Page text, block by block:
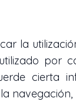
la
por
cierta